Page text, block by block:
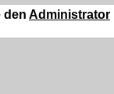
den Administrator